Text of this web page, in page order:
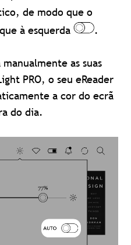
de modo que o
à esquerda .
as suas
PRO, o seu eReader
a cor do ecrã
do dia.